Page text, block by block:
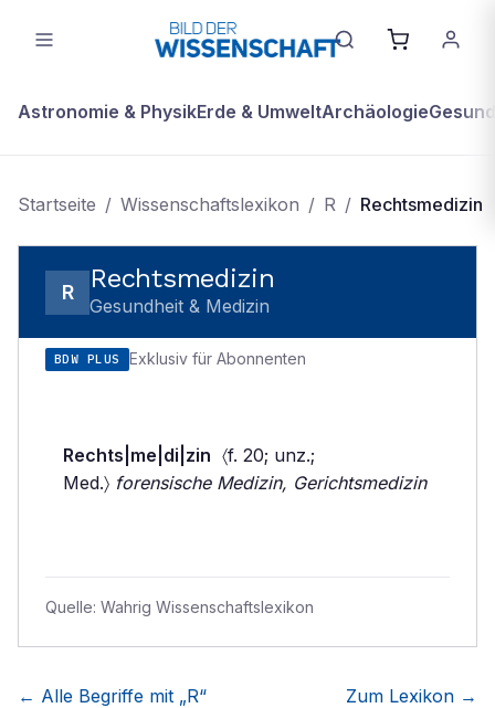
Astronomie & PhysikErde & UmweltArchäologie
Startseite / Wissenschaftslexikon / R / Rechtsmedizin
R Rechtsmedizin
Gesundheit & Medizin
BDW PLUS Exklusiv für Abonnenten
Rechts|me|di|zin 〈f. 20; unz.;
Med.〉 forensische Medizin, Gerichtsmedizin
Quelle: Wahrig Wissenschaftslexikon
← Alle Begriffe mit „R“ Zum Lexikon →